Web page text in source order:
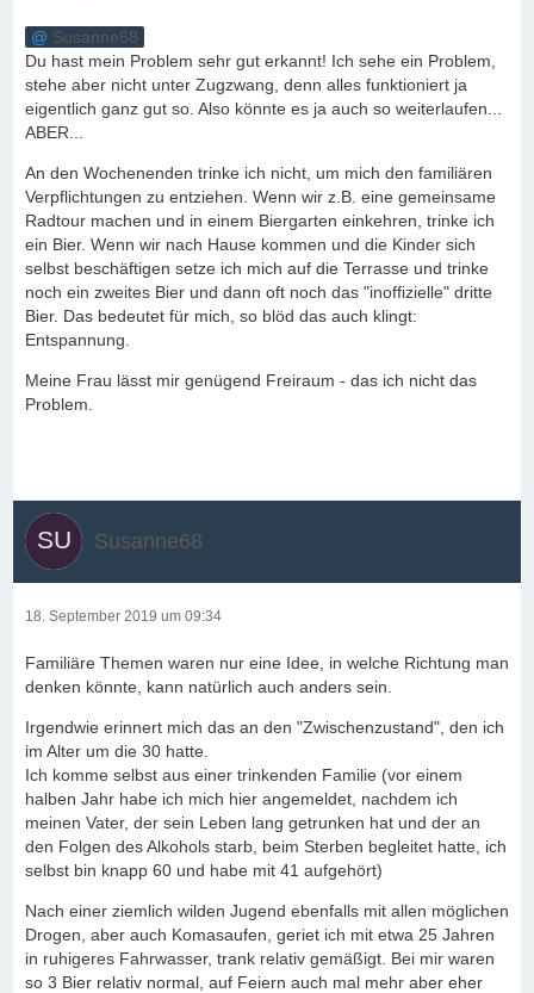
Susanne68
Du hast mein Problem sehr gut erkannt! Ich sehe ein Problem,
stehe aber nicht unter Zugzwang, denn alles funktioniert ja
eigentlich ganz gut so. Also könnte es ja auch so weiterlaufen...
ABER...
An den Wochenenden trinke ich nicht, um mich den familiären
Verpflichtungen zu entziehen. Wenn wir z.B. eine gemeinsame
Radtour machen und in einem Biergarten einkehren, trinke ich
ein Bier. Wenn wir nach Hause kommen und die Kinder sich
selbst beschäftigen setze ich mich auf die Terrasse und trinke
noch ein zweites Bier und dann oft noch das "inoffizielle" dritte
Bier. Das bedeutet für mich, so blöd das auch klingt:
Entspannung.
Meine Frau lässt mir genügend Freiraum - das ich nicht das
Problem.
Susanne68
18. September 2019 um 09:34
Familiäre Themen waren nur eine Idee, in welche Richtung man
denken könnte, kann natürlich auch anders sein.
Irgendwie erinnert mich das an den "Zwischenzustand", den ich
im Alter um die 30 hatte.
Ich komme selbst aus einer trinkenden Familie (vor einem
halben Jahr habe ich mich hier angemeldet, nachdem ich
meinen Vater, der sein Leben lang getrunken hat und der an
den Folgen des Alkohols starb, beim Sterben begleitet hatte, ich
selbst bin knapp 60 und habe mit 41 aufgehört)
Nach einer ziemlich wilden Jugend ebenfalls mit allen möglichen
Drogen, aber auch Komasaufen, geriet ich mit etwa 25 Jahren
in ruhigeres Fahrwasser, trank relativ gemäßigt. Bei mir waren
so 3 Bier relativ normal, auf Feiern auch mal mehr aber eher